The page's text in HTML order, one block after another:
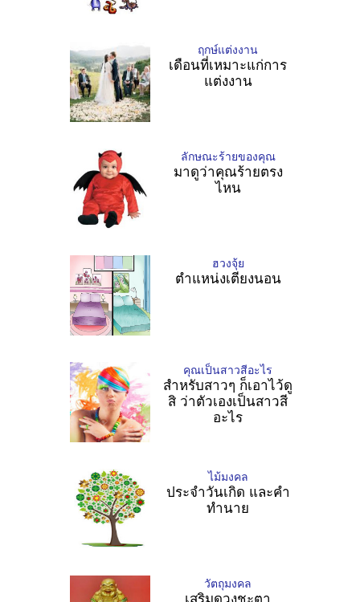
ฤกษ์แต่งงาน
เดือนที่เหมาะแก่การ
แต่งงาน
ลักษณะร้ายของคุณ
มาดูว่าคุณร้ายตรง
ไหน
ฮวงจุ้ย
ตำแหน่งเตียงนอน
คุณเป็นสาวสีอะไร
สำหรับสาวๆ ก็เอาไว้ดู
สิ ว่าตัวเองเป็นสาวสี
อะไร
ไม้มงคล
ประจำวันเกิด และคำ
ทำนาย
วัตถุมงคล